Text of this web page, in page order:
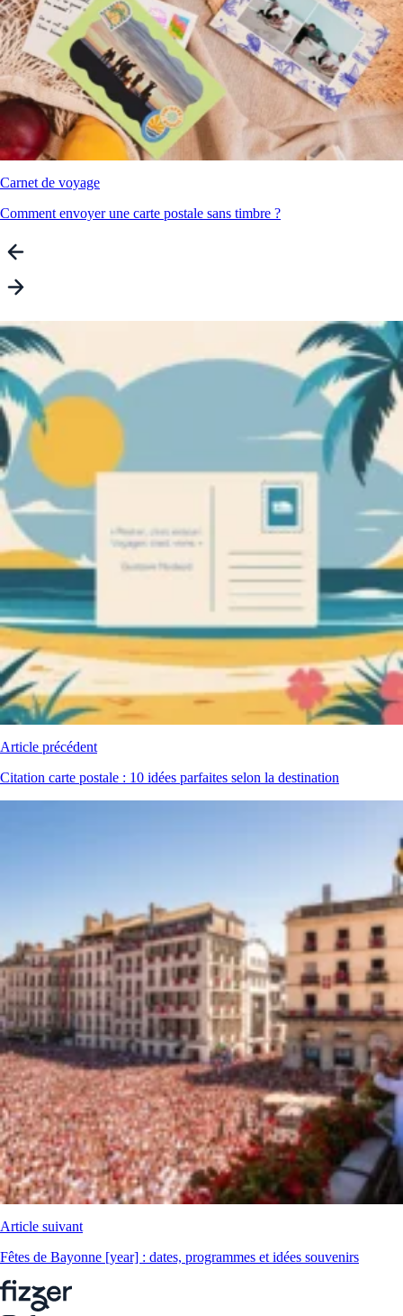
Carnet de voyage
Comment envoyer une carte postale sans timbre ?
Article précédent
Citation carte postale : 10 idées parfaites selon la destination
Article suivant
Fêtes de Bayonne [year] : dates, programmes et idées souvenirs